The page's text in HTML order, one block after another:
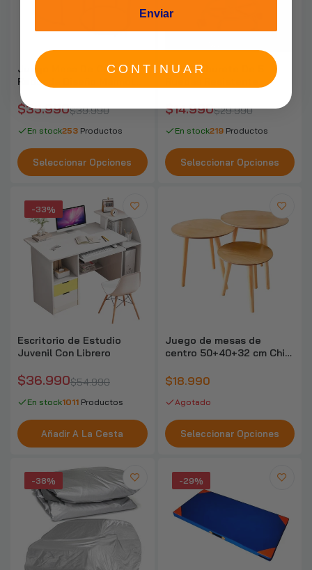
Juego Mesa De Centro
Redonda Diseño Mármol
ChicHome
$35.990$39.990
En stock253 Productos
Seleccionar Opciones
Pisos Taburete De 5
$14.990$29.990
En stock219Productos
Seleccionar Opciones
-33%
Escritorio de Estudio
Juvenil Con Librero
$36.990$54.990
En stock1011 Productos
Añadir A La Cesta
Juego de mesas de
centro 50+40+32 cm Chic
$18.990
Agotado
Seleccionar Opciones
-38% -29%
Enviar
CONTINUAR